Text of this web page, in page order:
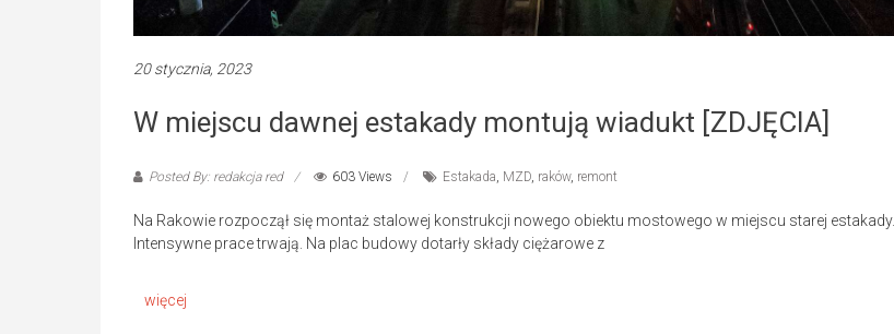
20 stycznia, 2023
W miejscu dawnej estakady montują wiadukt [ZDJĘCIA]
Posted By: redakcja red 603 Views Estakada MZD raków, remont
Na Rakowie rozpoczął się montaż stalowej konstrukcji nowego obiektu mostowego w miejscu starej estakady.
Intensywne prace trwają. Na plac budowy dotarły składy ciężarowe z